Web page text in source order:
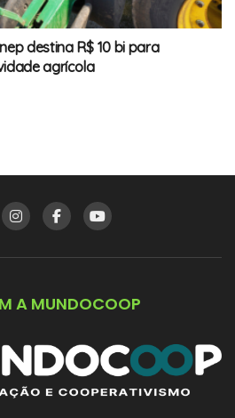
destina R$ 10 bi para
agrícola
A MUNDOCOOP